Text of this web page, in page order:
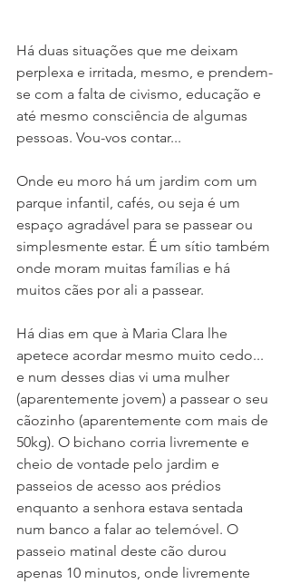
Há duas situações que me deixam
perplexa e irritada, mesmo, e prendem-
se com a falta de civismo, educação e
até mesmo consciência de algumas
pessoas. Vou-vos contar...
Onde eu moro há um jardim com um
parque infantil, cafés, ou seja é um
espaço agradável para se passear ou
simplesmente estar. É um sítio também
onde moram muitas famílias e há
muitos cães por ali a passear.
Há dias em que à Maria Clara lhe
apetece acordar mesmo muito cedo...
e num desses dias vi uma mulher
(aparentemente jovem) a passear o seu
cãozinho (aparentemente com mais de
50kg). O bichano corria livremente e
cheio de vontade pelo jardim e
passeios de acesso aos prédios
enquanto a senhora estava sentada
num banco a falar ao telemóvel. O
passeio matinal deste cão durou
apenas 10 minutos, onde livremente